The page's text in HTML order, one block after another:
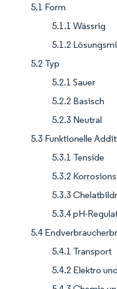
5.1 Form
5.1.1 Wässrig
5.1.2
5.2 Typ
5.2.1 Sauer
5.2.2 Basisch
5.2.3 Neutral
5.3 Funktionelle
5.3.1 Tenside
5.3.2
5.3.3
5.3.4 pH-
5.4
5.4.1 Transport
5.4.2 Elektro